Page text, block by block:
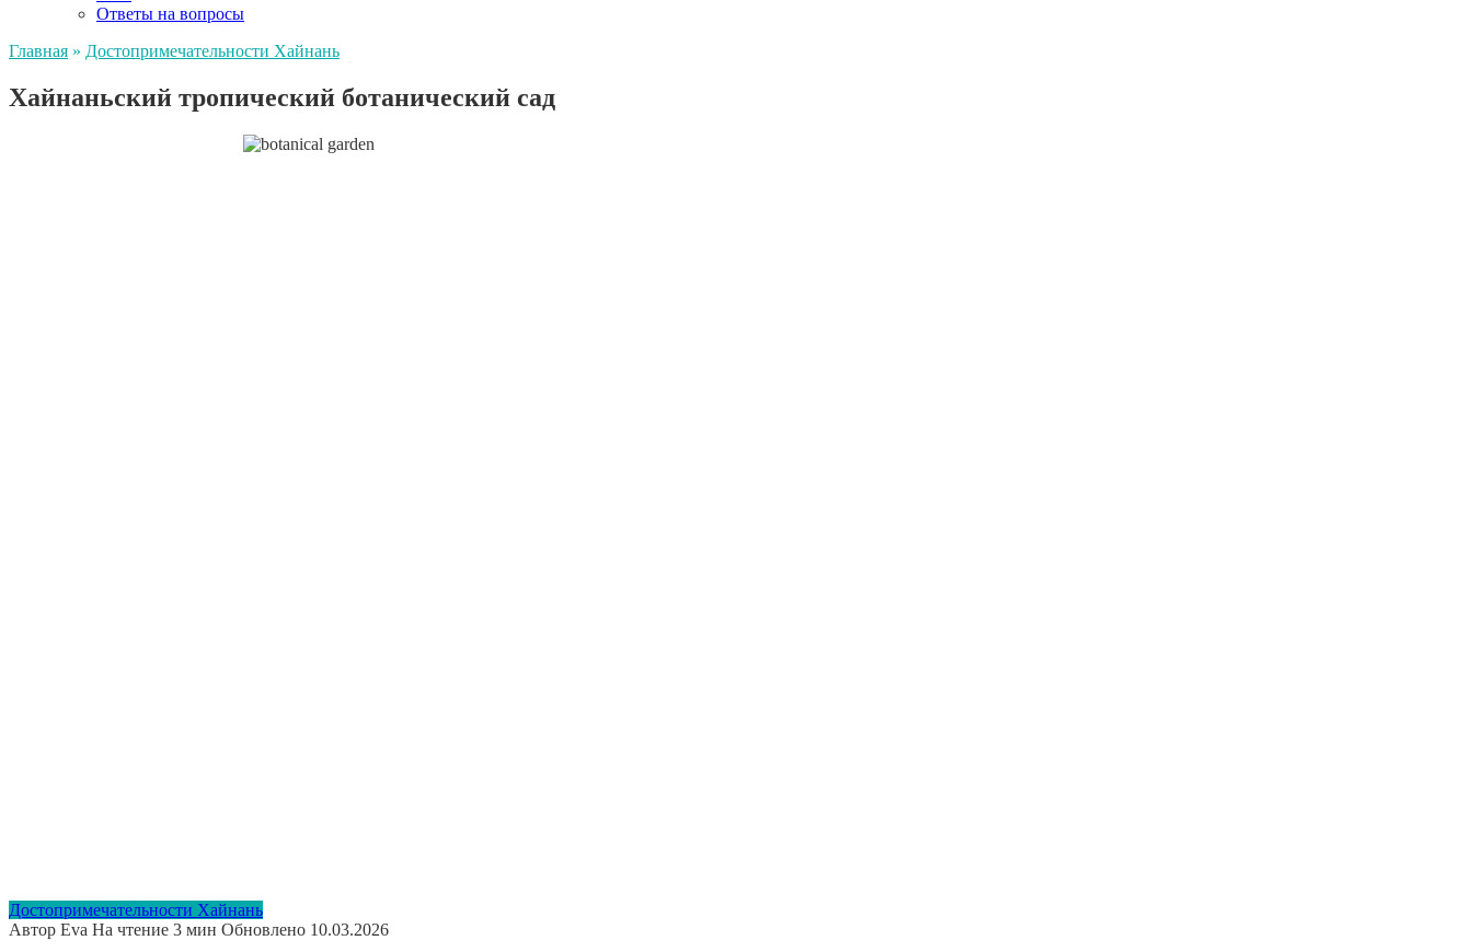
Ответы на вопросы
Главная » Достопримечательности Хайнань
Хайнаньский тропический ботанический сад
Достопримечательности Хайнань
Автор Eva На чтение 3 мин Обновлено 10.03.2026